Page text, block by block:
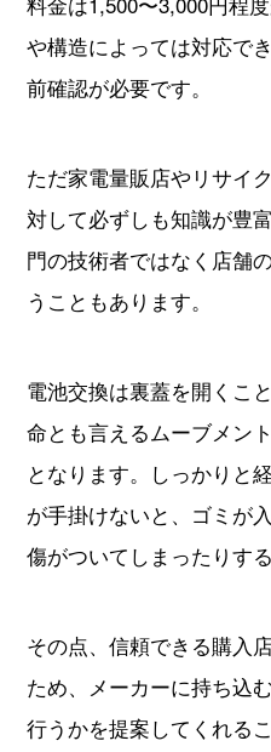
や構造によっては対応で
前確認が必要です。
ただ家電量販店やリサイ
対して必ずしも知識が豊
門の技術者ではなく店舗
うこともあります。
電池交換は裏蓋を開くこ
命とも言えるムーブメン
となります。しっかりと
が手掛けないと、ゴミが
傷がついてしまったりす
その点、信頼できる購入
ため、メーカーに持ち込
行うかを提案してくれる